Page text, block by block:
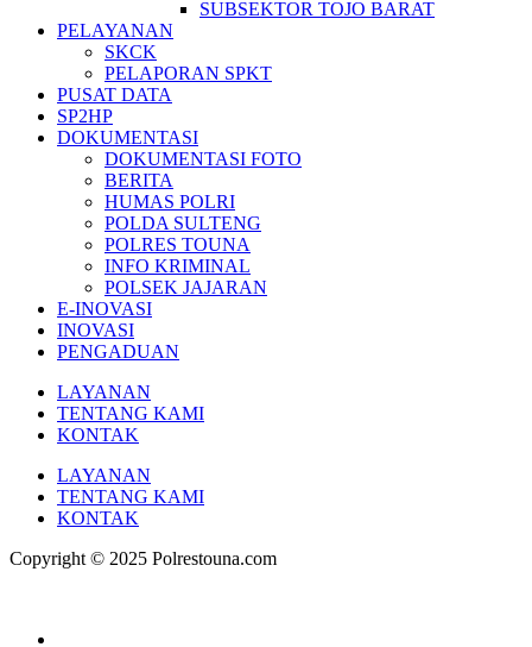
SUBSEKTOR TOJO BARAT
PELAYANAN
SKCK
PELAPORAN SPKT
PUSAT DATA
SP2HP
DOKUMENTASI
DOKUMENTASI FOTO
BERITA
HUMAS POLRI
POLDA SULTENG
POLRES TOUNA
INFO KRIMINAL
POLSEK JAJARAN
E-INOVASI
INOVASI
PENGADUAN
LAYANAN
TENTANG KAMI
KONTAK
LAYANAN
TENTANG KAMI
KONTAK
Copyright © 2025 Polrestouna.com